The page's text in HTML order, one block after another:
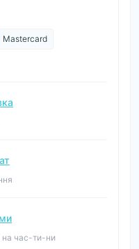
Mastercard
на час-ти-ни